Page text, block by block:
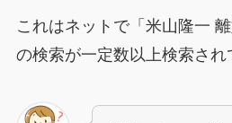
これはネットで「米山隆一
の検索が一定数以上検索され